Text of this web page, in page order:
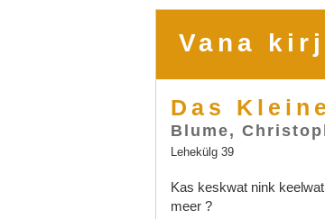
Vana
Das
Blume,
Lehekülg 39
Kas keskwat nink keelwat
meer ?